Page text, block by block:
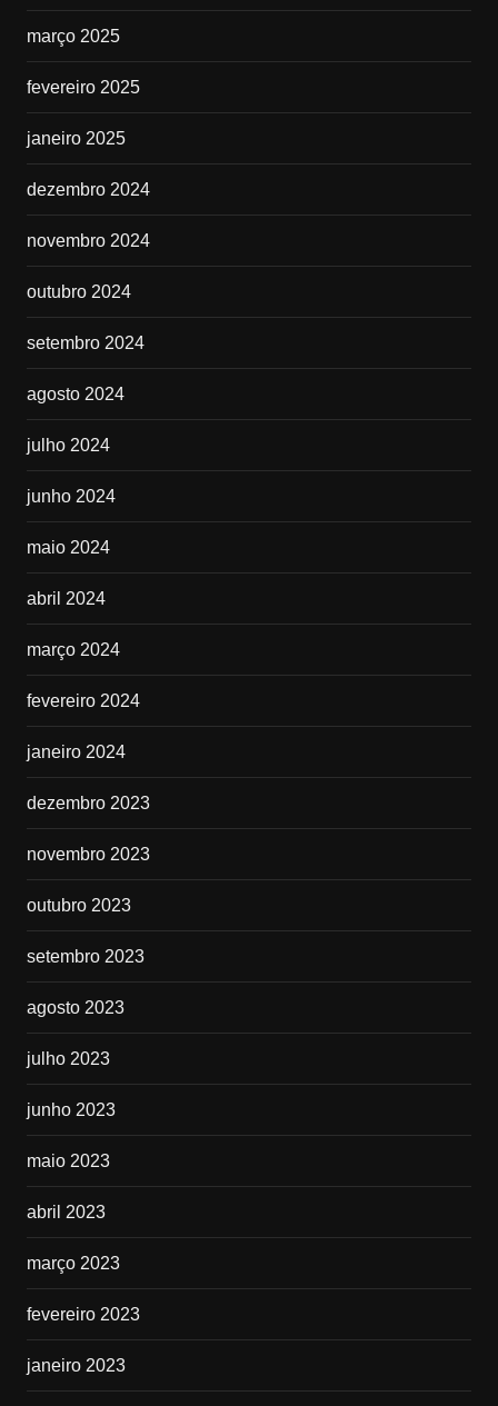
março 2025
fevereiro 2025
janeiro 2025
dezembro 2024
novembro 2024
outubro 2024
setembro 2024
agosto 2024
julho 2024
junho 2024
maio 2024
abril 2024
março 2024
fevereiro 2024
janeiro 2024
dezembro 2023
novembro 2023
outubro 2023
setembro 2023
agosto 2023
julho 2023
junho 2023
maio 2023
abril 2023
março 2023
fevereiro 2023
janeiro 2023